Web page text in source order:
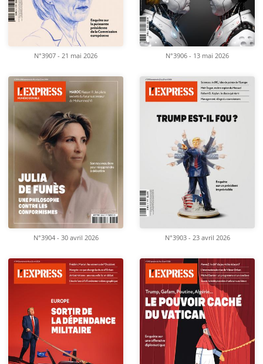
N°3907 - 21 mai 2026 N°3906 - 13 mai 2026
N°3904 - 30 avril 2026 N°3903 - 23 avril 2026